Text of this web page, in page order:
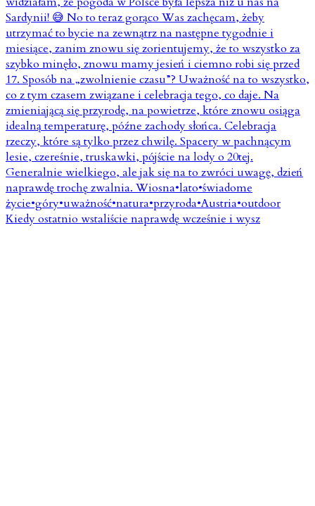
Kiedy ostatnio wstaliście naprawdę wcześnie i wysz